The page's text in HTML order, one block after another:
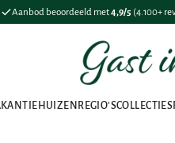
Aanbod beoordeeld met4,9/5(4.100+
REGIO'SCOLLECTIES